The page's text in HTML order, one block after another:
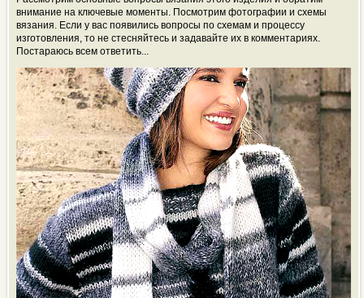
внимание на ключевые моменты. Посмотрим фотографии и схемы
вязания. Если у вас появились вопросы по схемам и процессу
изготовления, то не стесняйтесь и задавайте их в комментариях.
Постараюсь всем ответить...